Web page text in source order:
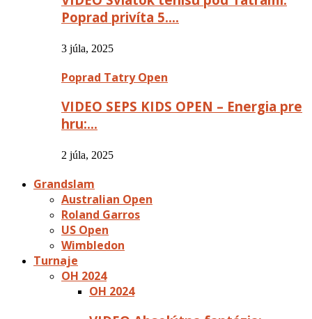
Poprad privíta 5….
3 júla, 2025
Poprad Tatry Open
VIDEO SEPS KIDS OPEN – Energia pre
hru:…
2 júla, 2025
Grandslam
Australian Open
Roland Garros
US Open
Wimbledon
Turnaje
OH 2024
OH 2024